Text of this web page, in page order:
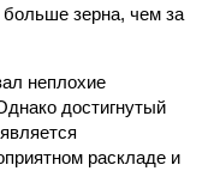
зерна, чем за
неплохие
достигнутый
раскладе и